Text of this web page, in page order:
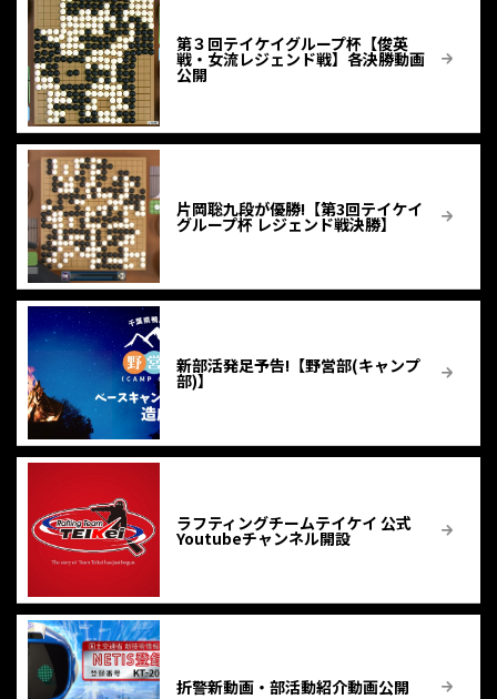
第３回テイケイグループ杯【俊英
戦・女流レジェンド戦】各決勝動画
公開
片岡聡九段が優勝!【第3回テイケイ
グループ杯 レジェンド戦決勝】
新部活発足予告!【野営部(キャンプ
部)】
ラフティングチームテイケイ 公式
Youtubeチャンネル開設
折警新動画・部活動紹介動画公開